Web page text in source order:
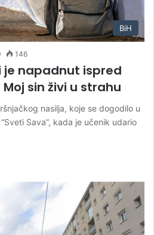
BiH
146
je napadnut ispred
sin živi u strahu
nasilja, koje se dogodilo u
Sava”, kada je učenik udario